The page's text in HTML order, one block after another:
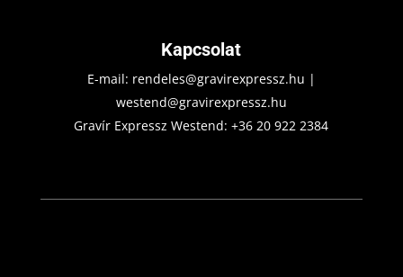
Kapcsolat
E-mail: rendeles@gravirexpressz.hu |
westend@gravirexpressz.hu
Gravír Expressz Westend:+36 20 922 2384